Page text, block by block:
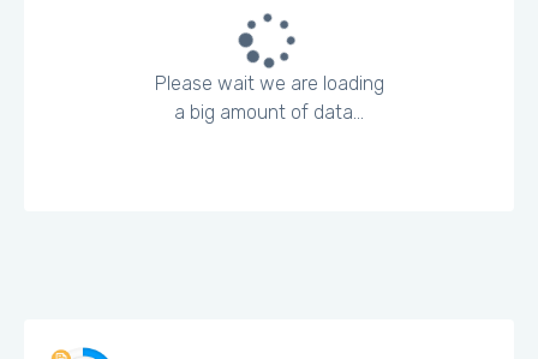
Please wait we are loading
a big amount of data...